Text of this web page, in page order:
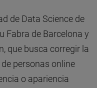
de Data Science de
Fabra de Barcelona y
que busca corregir la
personas online
o apariencia